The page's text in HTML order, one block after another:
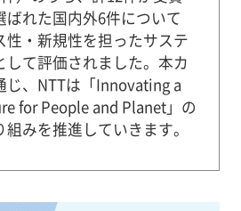
ばれた国内外6件について
性・新規性を担ったサステ
して評価されました。本カ
じ、NTTは「Innovating a
for People and Planet」の
みを推進していきます。